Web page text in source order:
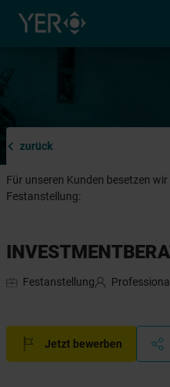
Typ auswählen
zurück
Für unseren Kunden besetzen
Festanstellung:
Festanstellung Professional
Jetzt bewerben